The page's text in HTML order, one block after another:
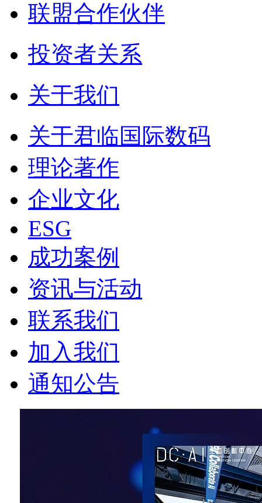
联盟合作伙伴
投资者关系
关于我们
关于君临国际数码
理论著作
企业文化
ESG
成功案例
资讯与活动
联系我们
加入我们
通知公告